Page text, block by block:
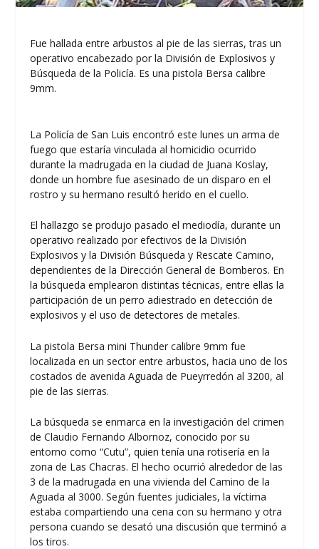
Fue hallada entre arbustos al pie de las sierras, tras un
operativo encabezado por la División de Explosivos y
Búsqueda de la Policía. Es una pistola Bersa calibre
9mm.
La Policía de San Luis encontró este lunes un arma de
fuego que estaría vinculada al homicidio ocurrido
durante la madrugada en la ciudad de Juana Koslay,
donde un hombre fue asesinado de un disparo en el
rostro y su hermano resultó herido en el cuello.
El hallazgo se produjo pasado el mediodía, durante un
operativo realizado por efectivos de la División
Explosivos y la División Búsqueda y Rescate Camino,
dependientes de la Dirección General de Bomberos. En
la búsqueda emplearon distintas técnicas, entre ellas la
participación de un perro adiestrado en detección de
explosivos y el uso de detectores de metales.
La pistola Bersa mini Thunder calibre 9mm fue
localizada en un sector entre arbustos, hacia uno de los
costados de avenida Aguada de Pueyrredón al 3200, al
pie de las sierras.
La búsqueda se enmarca en la investigación del crimen
de Claudio Fernando Albornoz, conocido por su
entorno como “Cutu”, quien tenía una rotisería en la
zona de Las Chacras. El hecho ocurrió alrededor de las
3 de la madrugada en una vivienda del Camino de la
Aguada al 3000. Según fuentes judiciales, la víctima
estaba compartiendo una cena con su hermano y otra
persona cuando se desató una discusión que terminó a
los tiros.